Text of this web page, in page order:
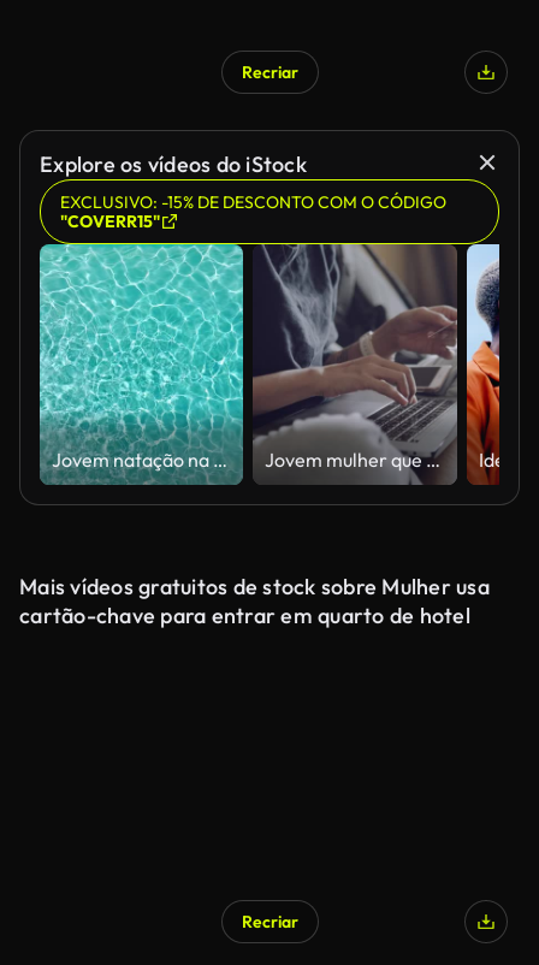
Recriar
Explore os vídeos do iStock
EXCLUSIVO: -15% DE DESCONTO COM O CÓDIGO
"COVERR15"
Jovem natação na piscina do drone Jovem mulher que trabalha com o laptop em um quarto de hotel
Mais vídeos gratuitos de stock sobre Mulher usa
cartão-chave para entrar em quarto de hotel
Recriar